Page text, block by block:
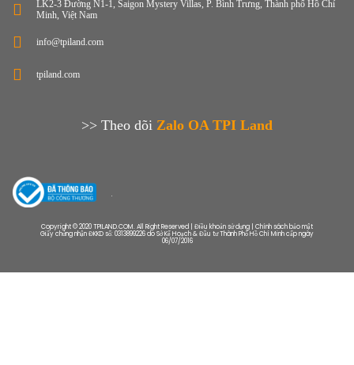
LK2-3 Đường N1-1, Saigon Mystery Villas, P. Bình Trưng, Thành phố Hồ Chí
Minh, Việt Nam
info@tpiland.com
tpiland.com
>> Theo dõi Zalo OA TPI Land
Copyright © 2020 TPILAND.COM. All Right Reserved | Điều khoản sử dụng | Chính sách bảo mật
Giấy chứng nhận ĐKKD số: 0313899226 do Sở Kế Hoạch & Đầu tư Thành Phố Hồ Chí Minh cấp ngày
06/07/2016